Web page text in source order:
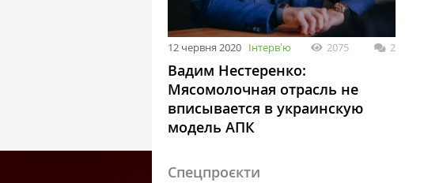
12 червня 2020 Інтервʼю 2075 2
Вадим Нестеренко:
Мясомолочная отрасль не
вписывается в украинскую
модель АПК
Спецпроєкти